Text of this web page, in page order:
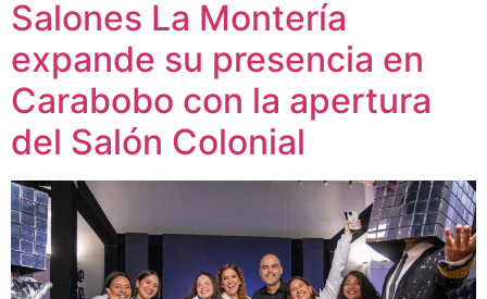
Salones La Montería
expande su presencia en
Carabobo con la apertura
del Salón Colonial